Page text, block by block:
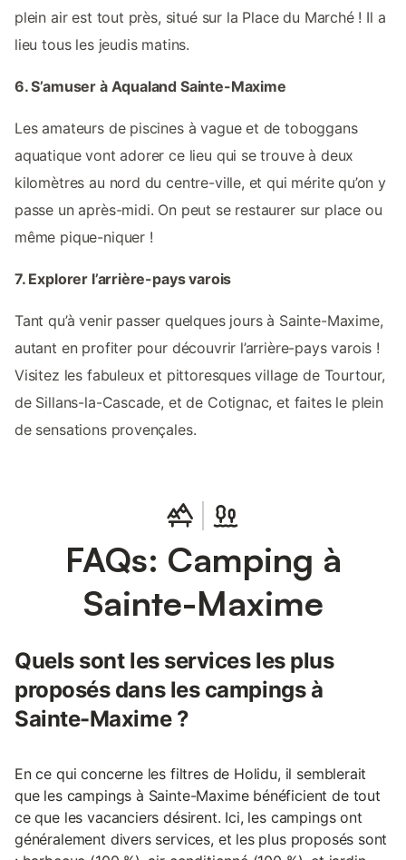
plein air est tout près, situé sur la Place du Marché ! Il a
lieu tous les jeudis matins.
6. S’amuser à Aqualand Sainte-Maxime
Les amateurs de piscines à vague et de toboggans
aquatique vont adorer ce lieu qui se trouve à deux
kilomètres au nord du centre-ville, et qui mérite qu’on y
passe un après-midi. On peut se restaurer sur place ou
même pique-niquer !
7. Explorer l’arrière-pays varois
Tant qu’à venir passer quelques jours à Sainte-Maxime,
autant en profiter pour découvrir l’arrière-pays varois !
Visitez les fabuleux et pittoresques village de Tourtour,
de Sillans-la-Cascade, et de Cotignac, et faites le plein
de sensations provençales.
FAQs: Camping à
Sainte-Maxime
Quels sont les services les plus
proposés dans les campings à
Sainte-Maxime ?
En ce qui concerne les filtres de Holidu, il semblerait
que les campings à Sainte-Maxime bénéficient de tout
ce que les vacanciers désirent. Ici, les campings ont
généralement divers services, et les plus proposés sont